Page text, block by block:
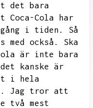
det bara
Coca-Cola har
i tiden.
Så
med också.
Ska
är inte bara
det kanske är
i hela
Jag tror att
två mest